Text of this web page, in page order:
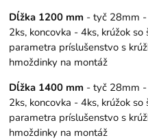
Dĺžka 1200 mm - tyč 28mm
2ks, koncovka - 4ks, krúžok
parametra príslušenstvo s
hmoždinky na montáž
Dĺžka 1400 mm - tyč 28mm
2ks, koncovka - 4ks, krúžok
parametra príslušenstvo s
hmoždinky na montáž